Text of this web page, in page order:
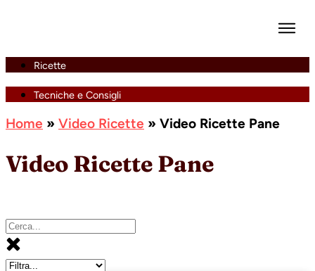
Ricette
Tecniche e Consigli
Home » Video Ricette » Video Ricette Pane
Video Ricette Pane